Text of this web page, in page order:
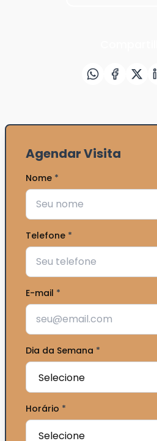
Agendar Visita
Nome *
Telefone *
E-mail *
Dia da Semana *
Horário *